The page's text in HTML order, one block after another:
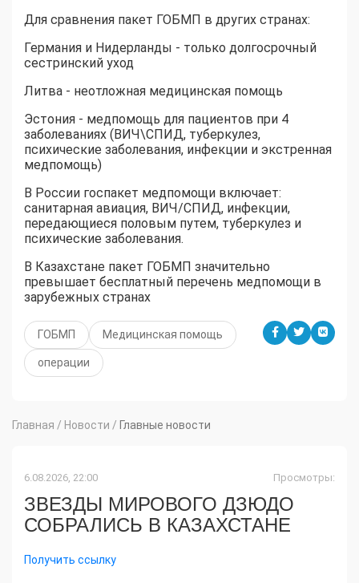
Для сравнения пакет ГОБМП в других странах:
Германия и Нидерланды - только долгосрочный
сестринский уход
Литва - неотложная медицинская помощь
Эстония - медпомощь для пациентов при 4
заболеваниях (ВИЧ\СПИД, туберкулез,
психические заболевания, инфекции и экстренная
медпомощь)
В России госпакет медпомощи включает:
санитарная авиация, ВИЧ/СПИД, инфекции,
передающиеся половым путем, туберкулез и
психические заболевания.
В Казахстане пакет ГОБМП значительно
превышает бесплатный перечень медпомощи в
зарубежных странах
ГОБМП Медицинская помощь
операции
Главная / Новости / Главные новости
6.08.2026, 22:00 Просмотры:
ЗВЕЗДЫ МИРОВОГО ДЗЮДО
СОБРАЛИСЬ В КАЗАХСТАНЕ
Получить ссылку